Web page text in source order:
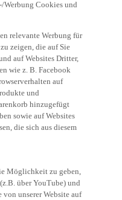
Werbung Cookies und
relevante Werbung für
zeigen, die auf Sie
auf Websites Dritter,
wie z. B. Facebook
auf
und
hinzugefügt
sowie auf Websites
die sich aus diesem
Möglichkeit zu geben,
über YouTube) und
unserer Website auf